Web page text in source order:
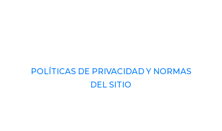
POLÍTICAS DE PRIVACIDAD Y NORMAS
DEL SITIO